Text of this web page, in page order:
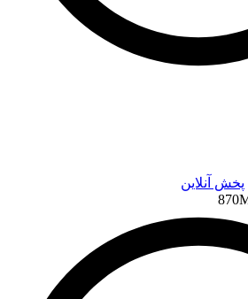
پخش آنلاین